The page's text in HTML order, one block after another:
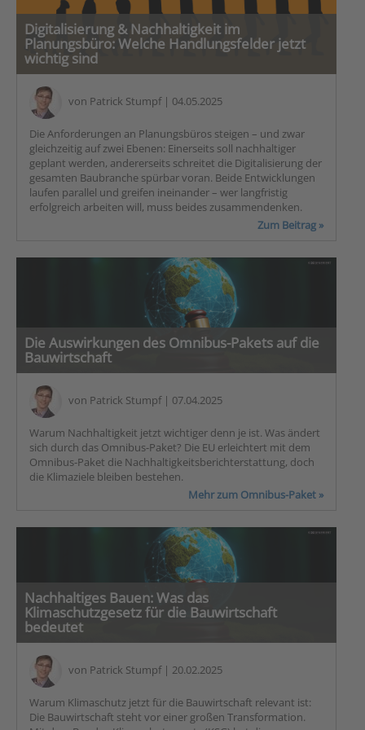
Digitalisierung & Nachhaltigkeit im
Planungsbüro: Welche Handlungsfelder jetzt
wichtig sind
von Patrick Stumpf| 04.05.2025
Die Anforderungen an Planungsbüros steigen – und zwar
gleichzeitig auf zwei Ebenen: Einerseits soll nachhaltiger
geplant werden, andererseits schreitet die Digitalisierung der
gesamten Baubranche spürbar voran. Beide Entwicklungen
laufen parallel und greifen ineinander – wer langfristig
erfolgreich arbeiten will, muss beides zusammendenken.
Zum Beitrag »
Die Auswirkungen des Omnibus-Pakets auf die
Bauwirtschaft
von Patrick Stumpf| 07.04.2025
Warum Nachhaltigkeit jetzt wichtiger denn je ist. Was ändert
sich durch das Omnibus-Paket? Die EU erleichtert mit dem
Omnibus-Paket die Nachhaltigkeitsberichterstattung, doch
die Klimaziele bleiben bestehen.
Mehr zum Omnibus-Paket »
Nachhaltiges Bauen: Was das
Klimaschutzgesetz für die Bauwirtschaft
bedeutet
von Patrick Stumpf| 20.02.2025
Warum Klimaschutz jetzt für die Bauwirtschaft relevant ist:
Die Bauwirtschaft steht vor einer großen Transformation.